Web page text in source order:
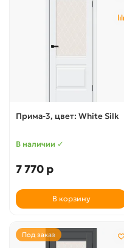
Прима-3, цвет: White Silk
В наличии ✓
7 770 р
В корзину
Под заказ